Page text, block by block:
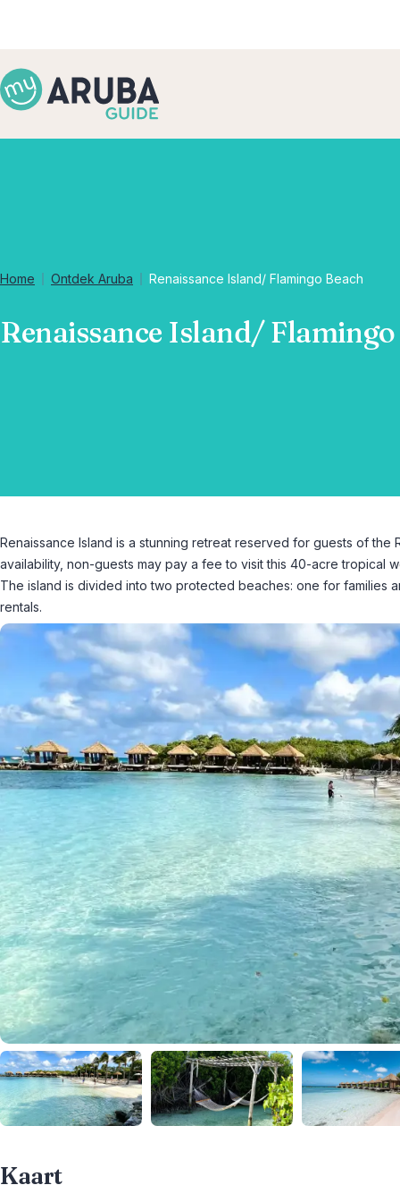
Home Ontdek Aruba Renaissance Island/ Flamingo Beach
Renaissance Island/ Flamingo
Renaissance Island is a stunning retreat reserved for guests of the
availability, non-guests may pay a fee to visit this 40-acre tropical
The island is divided into two protected beaches: one for families
rentals.
Kaart